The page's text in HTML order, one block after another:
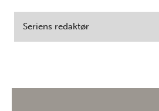
Seriens redaktør